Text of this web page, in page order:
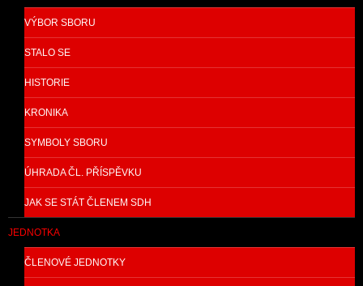
VÝBOR SBORU
STALO SE
HISTORIE
KRONIKA
SYMBOLY SBORU
ÚHRADA ČL. PŘÍSPĚVKU
JAK SE STÁT ČLENEM SDH
JEDNOTKA
ČLENOVÉ JEDNOTKY